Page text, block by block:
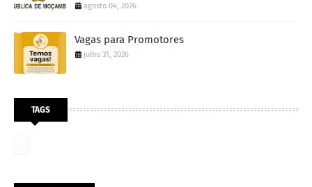
agosto 04, 2026
Vagas para Promotores
julho 31, 2026
TAGS